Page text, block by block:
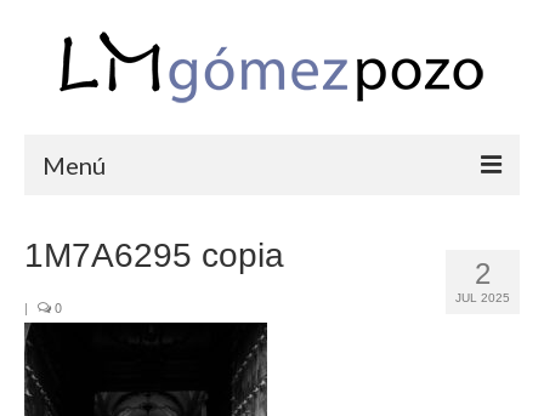
Menú
COMUNIONES
2
JUL 2025
1M7A6295 copia
| 0